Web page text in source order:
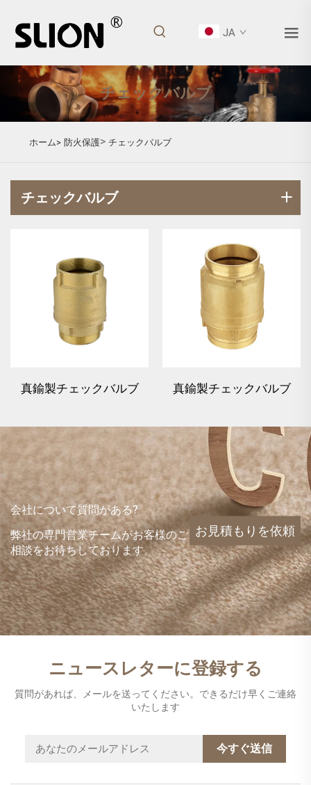
JA
チェックバルブ
ホーム> 防火保護> チェックバルブ
チェックバルブ
真鍮製チェックバルブ 真鍮製チェックバルブ
会社について質問がある?
弊社の専門営業チームがお客様のご
相談をお待ちしております。
お見積もりを依頼
ニュースレターに登録する
質問があれば、メールを送ってください。できるだけ早くご連絡
いたします
今すぐ送信